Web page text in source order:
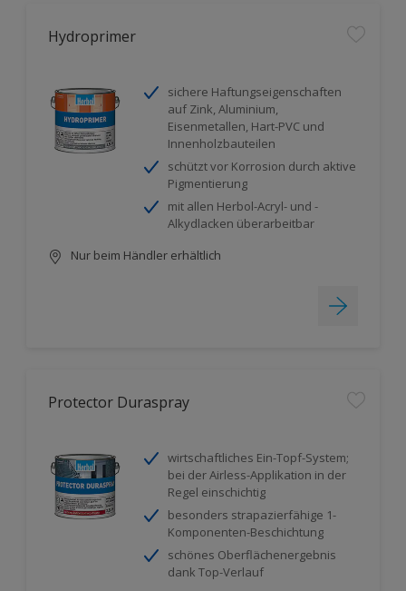
Hydroprimer
sichere Haftungseigenschaften
auf Zink, Aluminium,
Eisenmetallen, Hart-PVC und
Innenholzbauteilen
schützt vor Korrosion durch aktive
Pigmentierung
mit allen Herbol-Acryl- und -
Alkydlacken überarbeitbar
Nur beim Händler erhältlich
Protector Duraspray
wirtschaftliches Ein-Topf-System;
bei der Airless-Applikation in der
Regel einschichtig
besonders strapazierfähige 1-
Komponenten-Beschichtung
schönes Oberflächenergebnis
dank Top-Verlauf